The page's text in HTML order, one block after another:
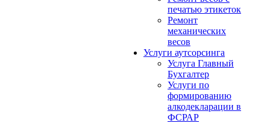
печатью этикеток
Ремонт
механических
весов
Услуги аутсорсинга
Услуга Главный
Бухгалтер
Услуги по
формированию
алкодекларации в
ФСРАР